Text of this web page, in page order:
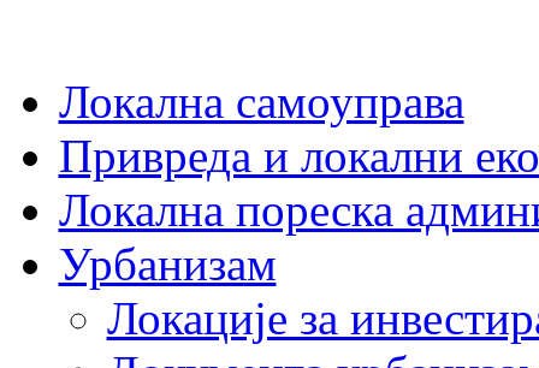
Локална самоуправа
Привреда и локални
Локална пореска
Урбанизам
Локације за